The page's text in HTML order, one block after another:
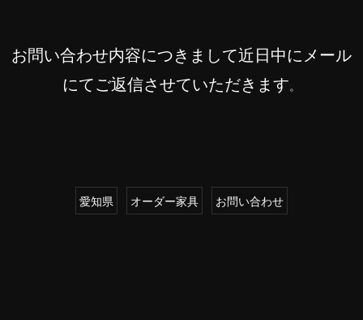
お問い合わせ内容につきまして近日中にメール
にてご返信させていただきます。
愛知県 オーダー家具 お問い合わせ